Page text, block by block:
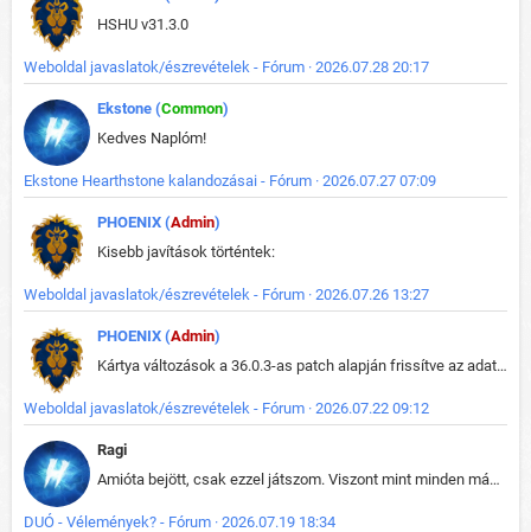
HSHU v31.3.0
Weboldal javaslatok/észrevételek - Fórum · 2026.07.28 20:17
Ekstone (Common)
Kedves Naplóm!
Ekstone Hearthstone kalandozásai - Fórum · 2026.07.27 07:09
PHOENIX (Admin)
Kisebb javítások történtek:
Weboldal javaslatok/észrevételek - Fórum · 2026.07.26 13:27
PHOENIX (Admin)
Kártya változások a 36.0.3-as patch alapján frissítve az adatbázisban (képek is cserélve).
Weboldal javaslatok/észrevételek - Fórum · 2026.07.22 09:12
Ragi
Amióta bejött, csak ezzel játszom. Viszont mint minden más - akár az alapjáték is, ez is baromira összetett lett. Néha már pár kör után is esélytelen az egész. Vagy irreállisan túltápol valaki, vagy lelép a partner, vagy csak hülye mint a segg. És amikor eljönne az én időm, na akkor jön el mindenki másé is. Engem jobban érdekelne, hogy ki milyen ratingen szokott játszani. Na ez lenne egy érdekes adat.
DUÓ - Vélemények? - Fórum · 2026.07.19 18:34